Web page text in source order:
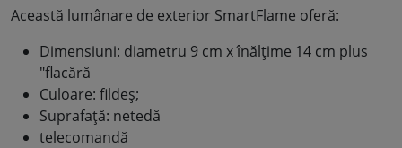
Această lumânare de exterior SmartFlame oferă:
Dimensiuni: diametru 9 cm x înălțime 14 cm plus
"flacără
Culoare: fildeș;
Suprafață: netedă
telecomandă